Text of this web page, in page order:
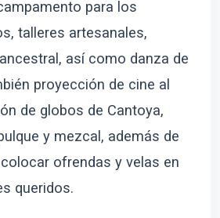
para los
talleres artesanales,
así como danza de
proyección de cine al
de globos de Cantoya,
y mezcal, además de
ofrendas y velas en
queridos.